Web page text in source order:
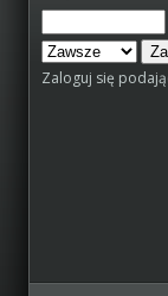
Zaloguj się